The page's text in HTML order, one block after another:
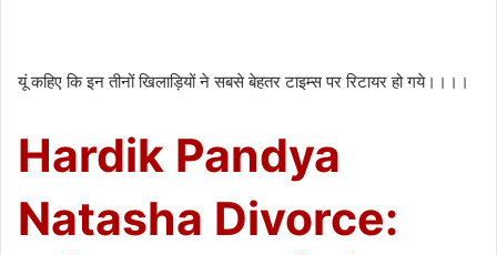
यूं कहिए कि इन तीनों खिलाड़ियों ने सबसे बेहतर टाइम्स पर रिटायर हो गये।।।।
Hardik Pandya
Natasha Divorce: